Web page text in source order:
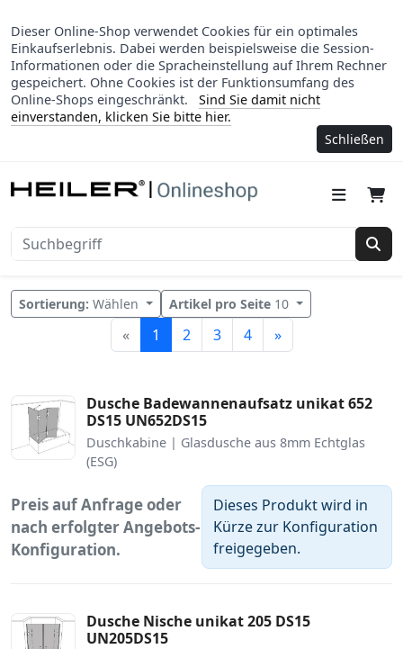
Dieser Online-Shop verwendet Cookies für ein optimales
Einkaufserlebnis. Dabei werden beispielsweise die Session-
Informationen oder die Spracheinstellung auf Ihrem Rechner
gespeichert. Ohne Cookies ist der Funktionsumfang des
Online-Shops eingeschränkt.
Sind Sie damit nicht
einverstanden, klicken Sie bitte hier.
Schließen
« 1 2 3 4 »Weiter
Sortierung: Wählen Artikel pro Seite 10
Dusche Badewannenaufsatz unikat 652
DS15 UN652DS15
Duschkabine | Glasdusche aus 8mm Echtglas
(ESG)
Preis auf Anfrage oder
nach erfolgter Angebots-
Konfiguration.
Dieses Produkt wird in
Kürze zur Konfiguration
freigegeben.
Dusche Nische unikat 205 DS15
UN205DS15